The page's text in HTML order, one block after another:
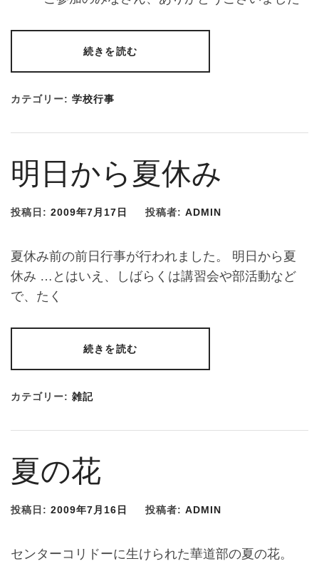
続きを読む
カテゴリー: 学校行事
明日から夏休み
投稿日: 2009年7月17日 投稿者: ADMIN
夏休み前の前日行事が行われました。 明日から夏
休み …とはいえ、しばらくは講習会や部活動など
で、たく
続きを読む
カテゴリー: 雑記
夏の花
投稿日: 2009年7月16日 投稿者: ADMIN
センターコリドーに生けられた華道部の夏の花。